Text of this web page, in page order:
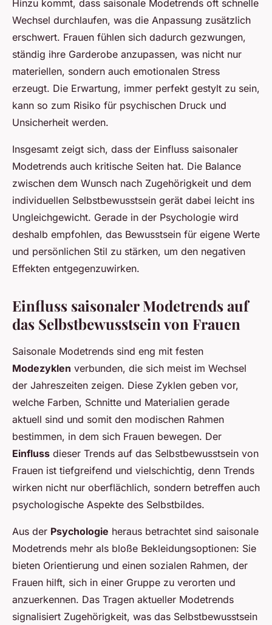
Hinzu kommt, dass saisonale Modetrends oft schnelle
Wechsel durchlaufen, was die Anpassung zusätzlich
erschwert. Frauen fühlen sich dadurch gezwungen,
ständig ihre Garderobe anzupassen, was nicht nur
materiellen, sondern auch emotionalen Stress
erzeugt. Die Erwartung, immer perfekt gestylt zu sein,
kann so zum Risiko für psychischen Druck und
Unsicherheit werden.
Insgesamt zeigt sich, dass der Einfluss saisonaler
Modetrends auch kritische Seiten hat. Die Balance
zwischen dem Wunsch nach Zugehörigkeit und dem
individuellen Selbstbewusstsein gerät dabei leicht ins
Ungleichgewicht. Gerade in der Psychologie wird
deshalb empfohlen, das Bewusstsein für eigene Werte
und persönlichen Stil zu stärken, um den negativen
Effekten entgegenzuwirken.
Einfluss saisonaler Modetrends auf
das Selbstbewusstsein von Frauen
Saisonale Modetrends sind eng mit festen
Modezyklen verbunden, die sich meist im Wechsel
der Jahreszeiten zeigen. Diese Zyklen geben vor,
welche Farben, Schnitte und Materialien gerade
aktuell sind und somit den modischen Rahmen
bestimmen, in dem sich Frauen bewegen. Der
Einfluss dieser Trends auf das Selbstbewusstsein von
Frauen ist tiefgreifend und vielschichtig, denn Trends
wirken nicht nur oberflächlich, sondern betreffen auch
psychologische Aspekte des Selbstbildes.
Aus der Psychologie heraus betrachtet sind saisonale
Modetrends mehr als bloße Bekleidungsoptionen: Sie
bieten Orientierung und einen sozialen Rahmen, der
Frauen hilft, sich in einer Gruppe zu verorten und
anzuerkennen. Das Tragen aktueller Modetrends
signalisiert Zugehörigkeit, was das Selbstbewusstsein